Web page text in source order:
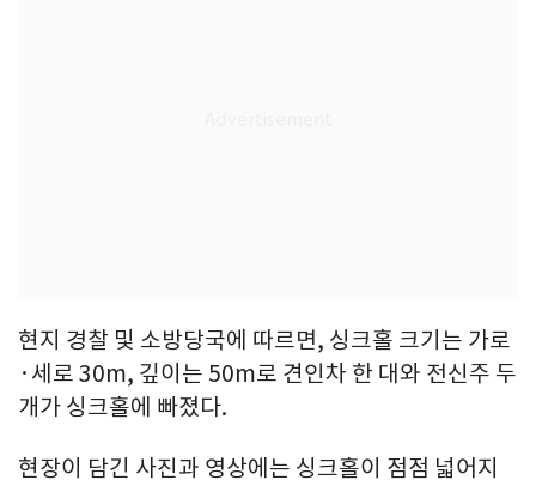
현지 경찰 및 소방당국에 따르면, 싱크홀 크기는 가로
·세로 30m, 깊이는 50m로 견인차 한 대와 전신주 두
개가 싱크홀에 빠졌다.
현장이 담긴 사진과 영상에는 싱크홀이 점점 넓어지